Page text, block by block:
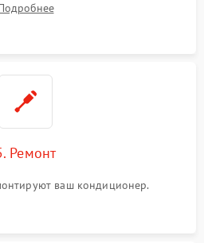
Ремонт
ваш кондиционер.